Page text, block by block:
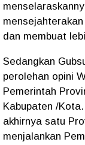
dan membuat
Sedangkan
perolehan opini
Pemerintah
Kabupaten /
akhirnya satu
menjalankan